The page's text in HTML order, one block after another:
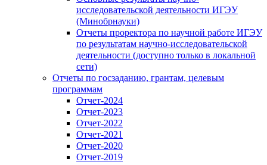
исследовательской деятельности ИГЭУ
(Минобрнауки)
Отчеты проректора по научной работе ИГЭУ
по результатам научно-исследовательской
деятельности (доступно только в локальной
сети)
Отчеты по госзаданию, грантам, целевым
программам
Отчет-2024
Отчет-2023
Отчет-2022
Отчет-2021
Отчет-2020
Отчет-2019